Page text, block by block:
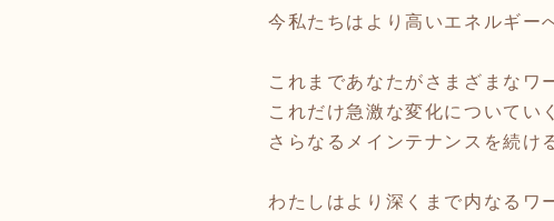
今私たちはより高いエネルギー
これまであなたがさまざまなワ
これだけ急激な変化についてい
さらなるメインテナンスを続け
わたしはより深くまで内なるワ